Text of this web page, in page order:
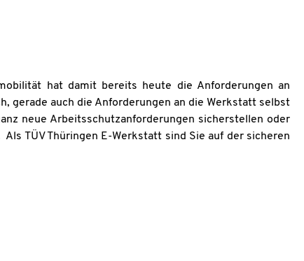
hat damit bereits heute die Anforderungen an
gerade auch die Anforderungen an die Werkstatt selbst
neue Arbeitsschutzanforderungen sicherstellen oder
TÜV Thüringen E-Werkstatt sind Sie auf der sicheren